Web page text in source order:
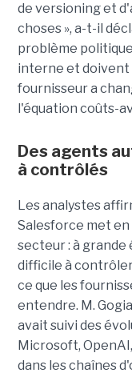
de versioning et
choses », a-t-il
problème
interne et doivent
fournisseur a
l'équation coûts-
Des agents
à contrôlés
Les analystes
Salesforce met
secteur : à
difficile à
ce que les
entendre. M.
avait suivi des
Microsoft,
dans les chaînes